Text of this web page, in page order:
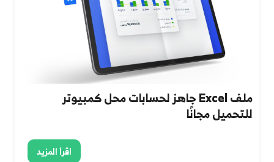
ملف Excel جاهز لحسابات محل كمبيوتر
للتحميل مجانًا
اقرأ المزيد